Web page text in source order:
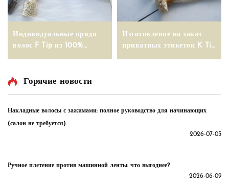
Индивидуальные пряди
волос F Tip из 100%
частной маркировкой
Изготовление на заказ
приватных этикеток K Tip
Горячие новости
Накладные волосы с зажимами: полное руководство для начинающих
(салон не требуется)
2026-07-03
Ручное плетение против машинной ленты: что выгоднее?
2026-06-09